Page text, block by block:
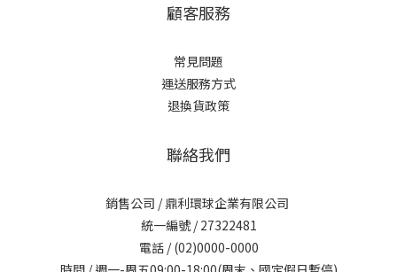
顧客服務
常見問題
運送服務方式
退換貨政策
聯絡我們
銷售公司 / 鼎利環球企業有限公司
統一編號 / 27322481
電話 / (02)0000-0000